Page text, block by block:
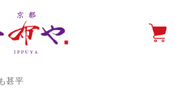
みる
甚平